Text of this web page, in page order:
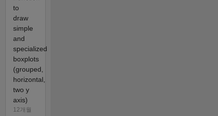
to
draw
simple
and
specialized
boxplots
(grouped,
horizontal,
two y
axis)
12개월